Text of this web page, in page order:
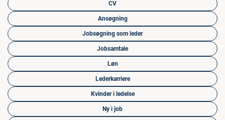
CV
Ansøgning
Jobsøgning som leder
Jobsamtale
Løn
Lederkarriere
Kvinder i ledelse
Ny i job